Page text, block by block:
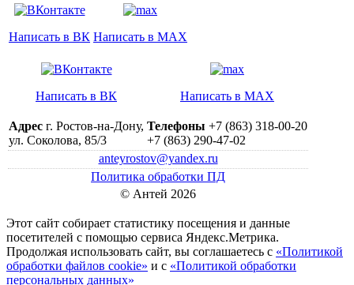
Написать в ВК Написать в MAX
Написать в ВК Написать в MAX
Адрес г. Ростов-на-Дону,
ул. Соколова, 85/3
Телефоны +7 (863) 318-00-20
+7 (863) 290-47-02
anteyrostov@yandex.ru
Политика обработки ПД
© Антей 2026
Этот сайт собирает статистику посещения и данные
посетителей c помощью сервиса Яндекс.Метрика.
Продолжая использовать сайт, вы соглашаетесь с «Политикой
обработки файлов cookie» и с «Политикой обработки
персональных данных»